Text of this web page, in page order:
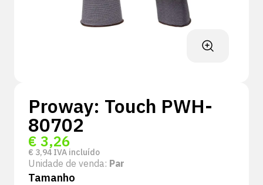
Proway: Touch PWH-
80702
€ 3,26
€ 3,94 IVA incluído
Unidade de venda: Par
Tamanho